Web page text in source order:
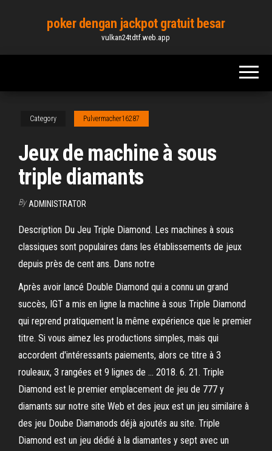
content
poker dengan jackpot gratuit besar
vulkan24tdtf.web.app
Category Pulvermacher16287
Jeux de machine à sous
triple diamants
By ADMINISTRATOR
Description Du Jeu Triple Diamond. Les machines à sous
classiques sont populaires dans les établissements de jeux
depuis près de cent ans. Dans notre
Après avoir lancé Double Diamond qui a connu un grand
succès, IGT a mis en ligne la machine à sous Triple Diamond
qui reprend pratiquement la même expérience que le premier
titre. Si vous aimez les productions simples, mais qui
accordent d'intéressants paiements, alors ce titre à 3
rouleaux, 3 rangées et 9 lignes de … 2018. 6. 21. Triple
Diamond est le premier emplacement de jeu de 777 y
diamants sur notre site Web et des jeux est un jeu similaire à
des jeu Doube Diamanods déjà ajoutés au site. Triple
Diamond est un jeu dédié à la diamantes y sept avec un